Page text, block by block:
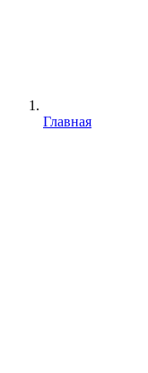
Главная